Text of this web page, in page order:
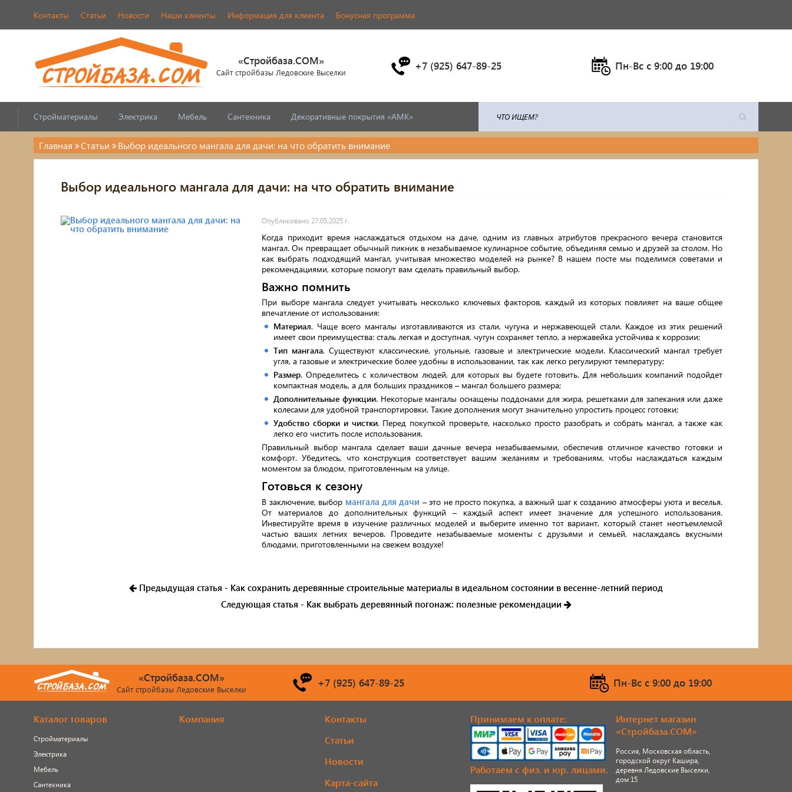
Контакты Статьи Новости Наши клиенты Информация для клиента Бонусная программа
«Стройбаза.COM»
Сайт стройбазы Ледовские Выселки +7 (925) 647-89-25 Пн-Вс c 9:00 до 19:00
Стройматериалы Электрика Мебель Сантехника Декоративные покрытия «АМК»
Главная Статьи Выбор идеального мангала для дачи: на что обратить внимание
Выбор идеального мангала для дачи: на что обратить внимание
Опубликовано 27.05.2025 г.
Когда приходит время наслаждаться отдыхом на даче, одним из главных атрибутов прекрасного вечера становится
мангал. Он превращает обычный пикник в незабываемое кулинарное событие, объединяя семью и друзей за столом. Но
как выбрать подходящий мангал, учитывая множество моделей на рынке? В нашем посте мы поделимся советами и
рекомендациями, которые помогут вам сделать правильный выбор.
Важно помнить
При выборе мангала следует учитывать несколько ключевых факторов, каждый из которых повлияет на ваше общее
впечатление от использования:
Материал. Чаще всего мангалы изготавливаются из стали, чугуна и нержавеющей стали. Каждое из этих решений
имеет свои преимущества: сталь легкая и доступная, чугун сохраняет тепло, а нержавейка устойчива к коррозии;
Тип мангала. Существуют классические, угольные, газовые и электрические модели. Классический мангал требует
угля, а газовые и электрические более удобны в использовании, так как легко регулируют температуру;
Размер. Определитесь с количеством людей, для которых вы будете готовить. Для небольших компаний подойдет
компактная модель, а для больших праздников – мангал большего размера;
Дополнительные функции. Некоторые мангалы оснащены поддонами для жира, решетками для запекания или даже
колесами для удобной транспортировки. Такие дополнения могут значительно упростить процесс готовки;
Удобство сборки и чистки. Перед покупкой проверьте, насколько просто разобрать и собрать мангал, а также как
легко его чистить после использования.
Правильный выбор мангала сделает ваши дачные вечера незабываемыми, обеспечив отличное качество готовки и
комфорт. Убедитесь, что конструкция соответствует вашим желаниям и требованиям, чтобы наслаждаться каждым
моментом за блюдом, приготовленным на улице.
Готовься к сезону
В заключение, выбор мангала для дачи – это не просто покупка, а важный шаг к созданию атмосферы уюта и веселья.
От материалов до дополнительных функций – каждый аспект имеет значение для успешного использования.
Инвестируйте время в изучение различных моделей и выберите именно тот вариант, который станет неотъемлемой
частью ваших летних вечеров. Проведите незабываемые моменты с друзьями и семьей, наслаждаясь вкусными
блюдами, приготовленными на свежем воздухе!
Предыдущая статья - Как сохранить деревянные строительные материалы в идеальном состоянии в весенне-летний период
Следующая статья - Как выбрать деревянный погонаж: полезные рекомендации
«Стройбаза.COM»
Сайт стройбазы Ледовские Выселки +7 (925) 647-89-25 Пн-Вс c 9:00 до 19:00
Каталог товаров
Стройматериалы
Электрика
Мебель
Сантехника
Компания
Контакты
Статьи
Новости
Карта-сайта
Принимаем к оплате:
Работаем с физ. и юр. лицами.
Интернет магазин
«Стройбаза.COM»
Россия, Московская область,
городской округ Кашира,
деревня Ледовские Выселки,
дом 15